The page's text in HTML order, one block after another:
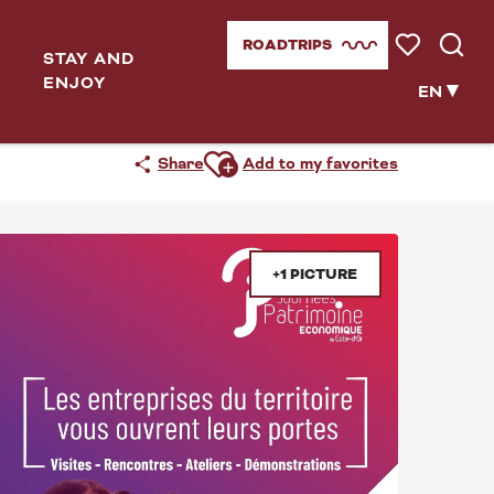
STAY AND
ENJOY
EN
ROADTRIPS
D'OR
ShareAjouter aux favoris
Add to my favorites
+1 PICTURE